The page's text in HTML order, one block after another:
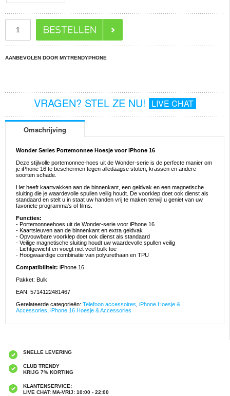
AANBEVOLEN DOOR MYTRENDYPHONE
VRAGEN? STEL ZE NU! LIVE CHAT
Omschrijving
Wonder Series Portemonnee Hoesje voor iPhone 16
Deze stijlvolle portemonnee-hoes uit de Wonder-serie is de perfecte manier om
je iPhone 16 te beschermen tegen alledaagse stoten, krassen en andere
soorten schade.
Het heeft kaartvakken aan de binnenkant, een geldvak en een magnetische
sluiting die je waardevolle spullen veilig houdt. De voorklep doet ook dienst als
standaard en stelt u in staat uw handen vrij te maken terwijl u geniet van uw
favoriete programma's of films.
Functies:
- Portemonneehoes uit de Wonder-serie voor iPhone 16
- Kaartsleuven aan de binnenkant en extra geldvak
- Opvouwbare voorklep doet ook dienst als standaard
- Veilige magnetische sluiting houdt uw waardevolle spullen veilig
- Lichtgewicht en voegt niet veel bulk toe
- Hoogwaardige combinatie van polyurethaan en TPU
Compatibiliteit: iPhone 16
Pakket: Bulk
EAN: 5714122481467
Gerelateerde categorieën: Telefoon accessoires iPhone Hoesje &
Accessories iPhone 16 Hoesje & Accessories
SNELLE LEVERING
CLUB TRENDY
KRIJG 7% KORTING
KLANTENSERVICE:
LIVE CHAT: MA-VRIJ: 10:00 - 22:00